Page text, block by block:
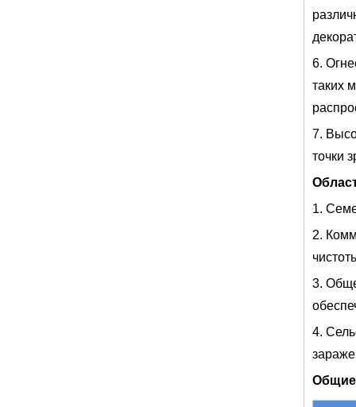
6.
таких
7.
точки
1.
2.
3.
4.
Общие